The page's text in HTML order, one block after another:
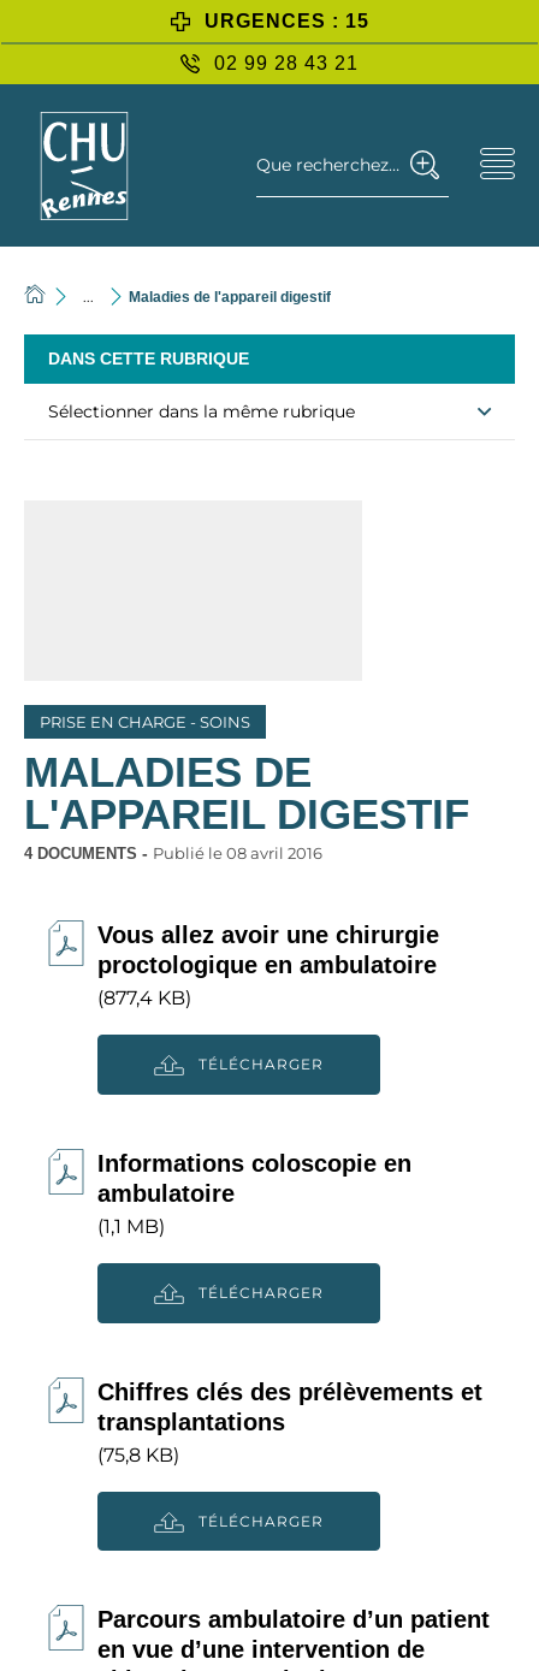
URGENCES : 15
02 99 28 43 21
Que recherchez-vous ?
... Maladies de l'appareil digestif
DANS CETTE RUBRIQUE
Sélectionner dans la même rubrique
PRISE EN CHARGE - SOINS
MALADIES DE
L'APPAREIL DIGESTIF
4 DOCUMENTS Publié le08 avril 2016
Vous allez avoir une chirurgie
proctologique en ambulatoire
(877,4 KB)
TÉLÉCHARGER
Informations coloscopie en
ambulatoire
(1,1 MB)
TÉLÉCHARGER
Chiffres clés des prélèvements et
transplantations
(75,8 KB)
TÉLÉCHARGER
Parcours ambulatoire d’un patient
en vue d’une intervention de